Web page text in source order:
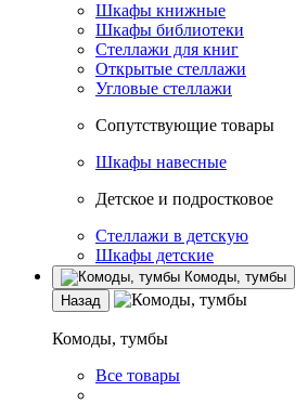
Шкафы книжные
Шкафы библиотеки
Стеллажи для книг
Открытые стеллажи
Угловые стеллажи
Сопутствующие товары
Шкафы навесные
Детское и подростковое
Стеллажи в детскую
Шкафы детские
Комоды, тумбы
Назад
Комоды, тумбы
Все товары